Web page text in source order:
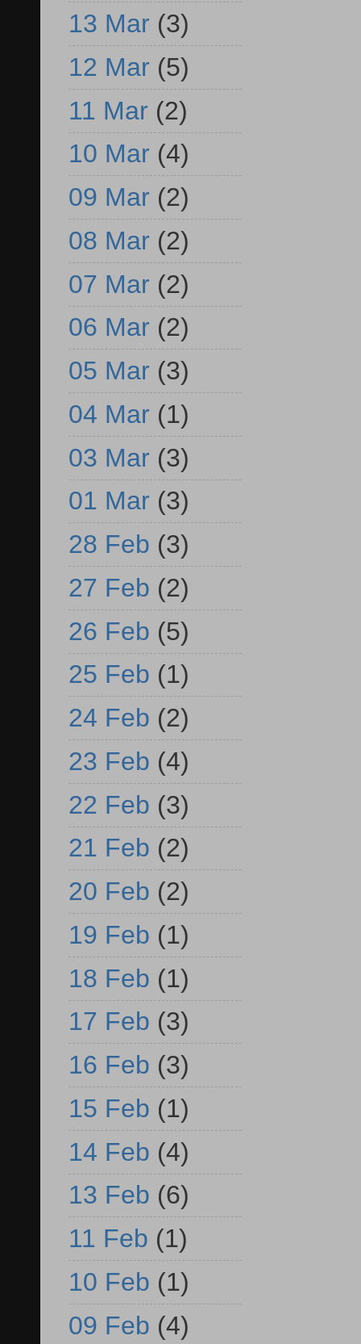
13 Mar (3)
12 Mar (5)
11 Mar (2)
10 Mar (4)
09 Mar (2)
08 Mar (2)
07 Mar (2)
06 Mar (2)
05 Mar (3)
04 Mar (1)
03 Mar (3)
01 Mar (3)
28 Feb (3)
27 Feb (2)
26 Feb (5)
25 Feb (1)
24 Feb (2)
23 Feb (4)
22 Feb (3)
21 Feb (2)
20 Feb (2)
19 Feb (1)
18 Feb (1)
17 Feb (3)
16 Feb (3)
15 Feb (1)
14 Feb (4)
13 Feb (6)
11 Feb (1)
10 Feb (1)
09 Feb (4)